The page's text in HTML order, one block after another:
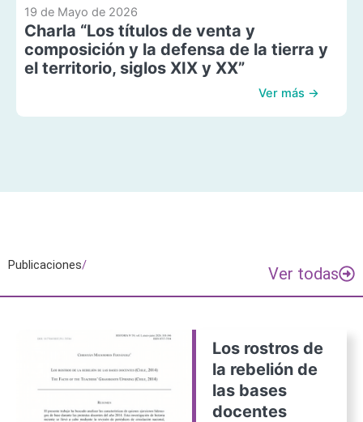
19 de Mayo de 2026
Charla “Los títulos de venta y
composición y la defensa de la tierra y
el territorio, siglos XIX y XX”
Ver más →
Publicaciones/ Ver todas
Los rostros de
la rebelión de
las bases
docentes